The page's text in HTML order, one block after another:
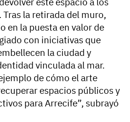
la retirada del muro,
en la puesta en valor de
con iniciativas que
la ciudad y
vinculada al mar.
de cómo el arte
espacios públicos y
para Arrecife”, subrayó